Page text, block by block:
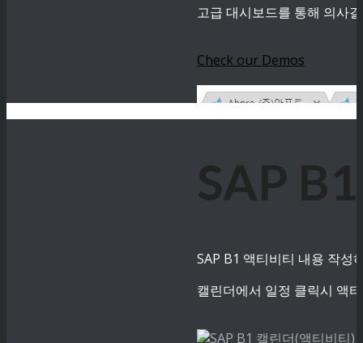
고급 대시보드를 통해 의사
Check our Demos
SAP
SAP B1 액티비티 내용 작성
캘린더에서 일정 클릭시 액